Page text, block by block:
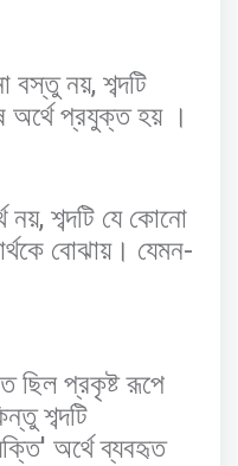
বস্তু নয়, শব্দটি
অর্থে প্রযুক্ত হয় ।
নয়, শব্দটি যে কোনো
বোঝায়। যেমন-
ছিল প্রকৃষ্ট রূপে
শব্দটি
' অর্থে ব্যবহৃত